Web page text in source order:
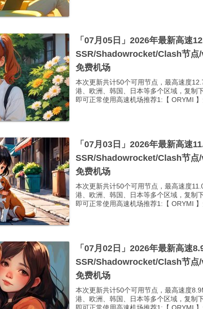
「07月05日」2026年最新高速
SSR/Shadowrocket/Clash节点
免费机场
本次更新共计50个可用节点，最高速度
港、欧洲、韩国、日本等多个区域，复制
即可正常使用高速机场推荐1:【 ORYMI
「07月03日」2026年最新高速
SSR/Shadowrocket/Clash节点
免费机场
本次更新共计50个可用节点，最高速度
港、欧洲、韩国、日本等多个区域，复制
即可正常使用高速机场推荐1:【 ORYMI
「07月02日」2026年最新高速
SSR/Shadowrocket/Clash节点
免费机场
本次更新共计50个可用节点，最高速度
港、欧洲、韩国、日本等多个区域，复制